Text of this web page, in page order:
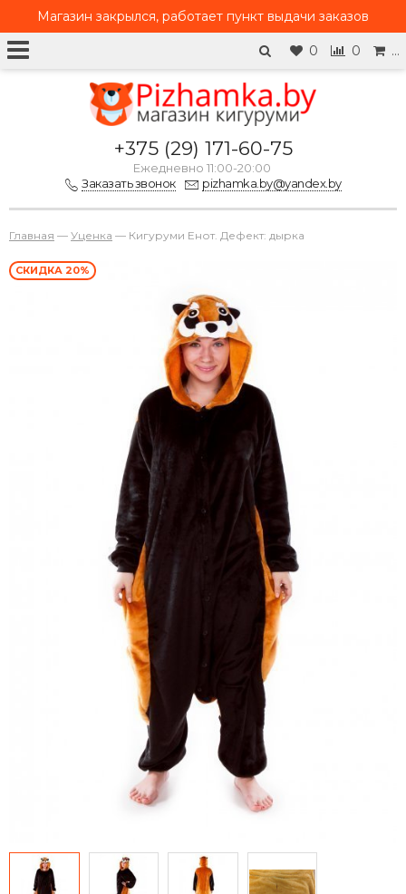
0 0 …
Магазин закрылся, работает пункт выдачи заказов
+375 (29) 171-60-75
Ежедневно 11:00-20:00
Заказать звонок
pizhamka.by@yandex.by
Главная — Уценка — Кигуруми Енот. Дефект: дырка
СКИДКА 20%